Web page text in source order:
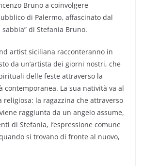
Bruno a coinvolgere
di Palermo, affascinato dal
di Stefania Bruno.
artist siciliana racconteranno in
da un’artista dei giorni nostri, che
delle feste attraverso la
contemporanea. La sua natività va al
religiosa: la ragazzina che attraverso
raggiunta da un angelo assume,
di Stefania, l’espressione comune
si trovano di fronte al nuovo,